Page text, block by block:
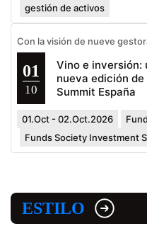
gestión de activos
Con la visión de nueve
01
10
Vino e inversión:
nueva edición
Summit España
01.Oct - 02.Oct.2026
Funds Society Investment
ESTILO